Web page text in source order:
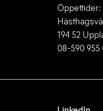
Öppettider:
194 52
08-590 955